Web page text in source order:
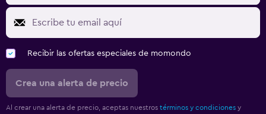
Recibir las ofertas especiales de momondo
Crea una alerta de precio
Al crear una alerta de precio, aceptas nuestros términos y condiciones y